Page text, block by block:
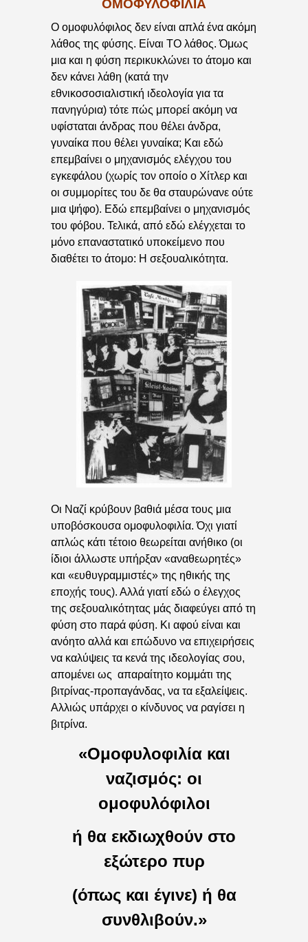
ΟΜΟΦΥΛΟΦΙΛΙΑ
Ο ομοφυλόφιλος δεν είναι απλά ένα ακόμη
λάθος της φύσης. Είναι ΤΟ λάθος. Όμως
μια και η φύση περικυκλώνει το άτομο και
δεν κάνει λάθη (κατά την
εθνικοσοσιαλιστική ιδεολογία για τα
πανηγύρια) τότε πώς μπορεί ακόμη να
υφίσταται άνδρας που θέλει άνδρα,
γυναίκα που θέλει γυναίκα; Και εδώ
επεμβαίνει ο μηχανισμός ελέγχου του
εγκεφάλου (χωρίς τον οποίο ο Χίτλερ και
οι συμμορίτες του δε θα σταυρώνανε ούτε
μια ψήφο). Εδώ επεμβαίνει ο μηχανισμός
του φόβου. Τελικά, από εδώ ελέγχεται το
μόνο επαναστατικό υποκείμενο που
διαθέτει το άτομο: Η σεξουαλικότητα.
Οι Ναζί κρύβουν βαθιά μέσα τους μια
υποβόσκουσα ομοφυλοφιλία. Όχι γιατί
απλώς κάτι τέτοιο θεωρείται ανήθικο (οι
ίδιοι άλλωστε υπήρξαν «αναθεωρητές»
και «ευθυγραμμιστές» της ηθικής της
εποχής τους). Αλλά γιατί εδώ ο έλεγχος
της σεξουαλικότητας μάς διαφεύγει από τη
φύση στο παρά φύση. Κι αφού είναι και
ανόητο αλλά και επώδυνο να επιχειρήσεις
να καλύψεις τα κενά της ιδεολογίας σου,
απομένει ως απαραίτητο κομμάτι της
βιτρίνας-προπαγάνδας, να τα εξαλείψεις.
Αλλιώς υπάρχει ο κίνδυνος να ραγίσει η
βιτρίνα.
«Ομοφυλοφιλία και
ναζισμός: οι
ομοφυλόφιλοι
ή θα εκδιωχθούν στο
εξώτερο πυρ
(όπως και έγινε) ή θα
συνθλιβούν.»